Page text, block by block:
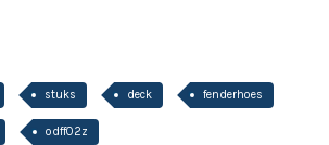
stuks deck fenderhoes
odff02z